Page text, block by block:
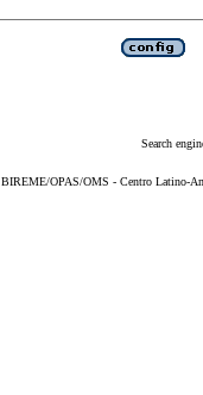
Search
BIREME/OPAS/OMS - Centro Latino-